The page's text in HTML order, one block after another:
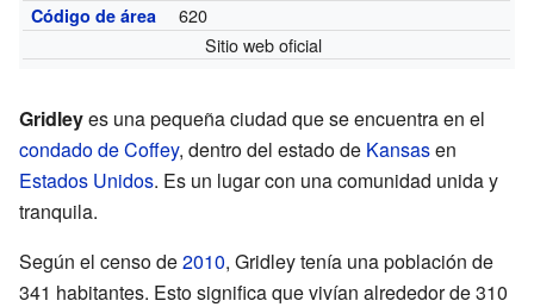
Código de área
620
Sitio web oficial
Gridleyes una pequeña ciudad que se encuentra en el
condado de Coffey, dentro del estado de Kansasen
Estados Unidos. Es un lugar con una comunidad unida y
tranquila.
Según el censo de2010, Gridley tenía una población de
341 habitantes. Esto significa que vivían alrededor de 310